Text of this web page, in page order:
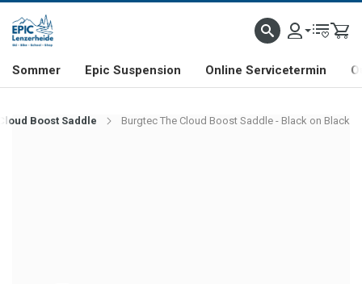
& FREERIDE-SPEZIALIST SCHWEIZER FIRMA SHOP & SHOWROOM IN
Sommer Epic Suspension Online Servicetermin
Boost Saddle Burgtec The Cloud Boost Saddle - Black on Black